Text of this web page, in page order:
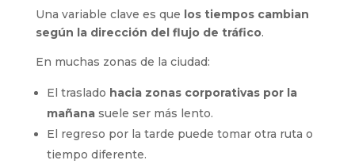
Una variable clave es que los tiempos cambian
según la dirección del flujo de tráfico.
En muchas zonas de la ciudad:
El traslado hacia zonas corporativas por la
mañanasuele ser más lento.
El regreso por la tarde puede tomar otra ruta o
tiempo diferente.